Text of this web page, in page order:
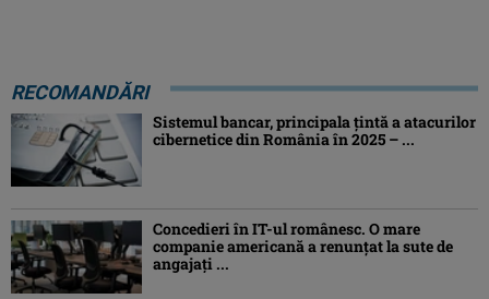
RECOMANDĂRI
Sistemul bancar, principala țintă a atacurilor
cibernetice din România în 2025 – ...
Concedieri în IT-ul românesc. O mare
companie americană a renunțat la sute de
angajați ...